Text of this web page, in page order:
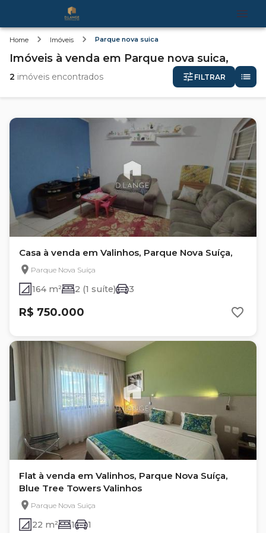
Home Imóveis Parque nova suica
Imóveis à venda em Parque nova suica,
2 imóveis encontrados FILTRAR
Casa à venda em Valinhos, Parque Nova Suíça,
Parque Nova Suíça
164 m² 2 (1 suíte) 3
R$ 750.000
Flat à venda em Valinhos, Parque Nova Suíça,
Blue Tree Towers Valinhos
Parque Nova Suiça
22 m² 1 1